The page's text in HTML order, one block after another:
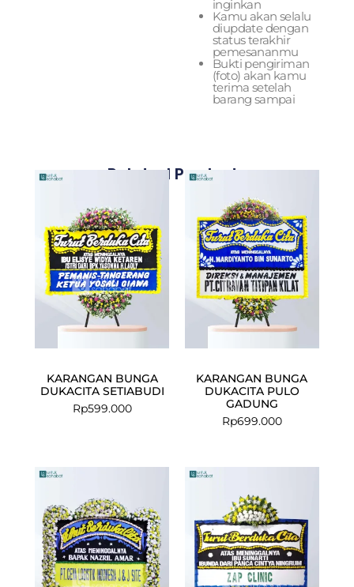
inginkan
Kamu akan selalu
diupdate dengan
status terakhir
pemesananmu
Bukti pengiriman
(foto) akan kamu
terima setelah
barang sampai
Related Products
KARANGAN BUNGA
DUKACITA SETIABUDI
Rp599.000
KARANGAN BUNGA
DUKACITA PULO
GADUNG
Rp699.000
was:
Rp2.200.000.
is:
Rp2.099.000.